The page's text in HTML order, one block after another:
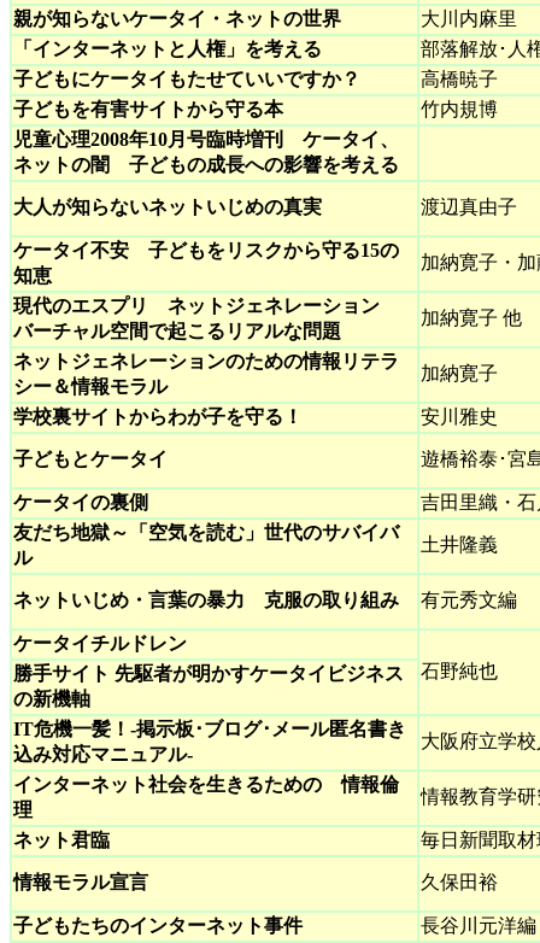
親が知らないケータイ・ネットの世界
大川内麻里
「インターネットと人権」を考える
部落解放･人
子どもにケータイもたせていいですか？
高橋暁子
子どもを有害サイトから守る本
竹内規博
児童心理2008年10月号臨時増刊 ケータイ、
ネットの闇 子どもの成長への影響を考える
大人が知らないネットいじめの真実 渡辺真由子
ケータイ不安 子どもをリスクから守る15の
知恵
加納寛子・
現代のエスプリ ネットジェネレーション
バーチャル空間で起こるリアルな問題
加納寛子 他
ネットジェネレーションのための情報リテラ
シー＆情報モラル
加納寛子
学校裏サイトからわが子を守る！ 安川雅史
子どもとケータイ 遊橋裕泰･宮
ケータイの裏側
吉田里織・
友だち地獄～「空気を読む」世代のサバイバ
ル
土井隆義
ネットいじめ・言葉の暴力 克服の取り組み 有元秀文編
ケータイチルドレン
石野純也
勝手サイト 先駆者が明かすケータイビジネス
の新機軸
IT危機一髪！-掲示板･ブログ･メール匿名書き
込み対応マニュアル-
大阪府立学
インターネット社会を生きるための 情報倫
理
情報教育学
ネット君臨 毎日新聞取材
情報モラル宣言 久保田裕
子どもたちのインターネット事件 長谷川元洋編